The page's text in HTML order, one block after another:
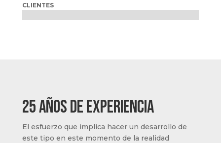
CLIENTES
25 años de experiencia
El esfuerzo que implica hacer un desarrollo de
este tipo en este momento de la realidad